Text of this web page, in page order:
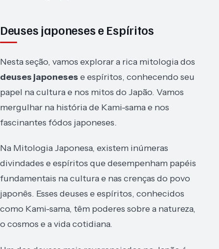
Deuses japoneses e Espíritos
Nesta seção, vamos explorar a rica mitologia dos
deuses japoneses e espíritos, conhecendo seu
papel na cultura e nos mitos do Japão. Vamos
mergulhar na história de Kami-sama e nos
fascinantes fódos japoneses.
Na Mitologia Japonesa, existem inúmeras
divindades e espíritos que desempenham papéis
fundamentais na cultura e nas crenças do povo
japonês. Esses deuses e espíritos, conhecidos
como Kami-sama, têm poderes sobre a natureza,
o cosmos e a vida cotidiana.